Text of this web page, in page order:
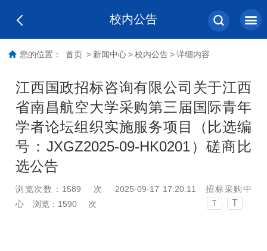
校内公告
您的位置： 首页 > 新闻中心 > 校内公告 > 详细内容
江西国政招标咨询有限公司关于江西
省南昌航空大学采购第三届国际青年
学者论坛组织实施服务项目（比选编
号：JXGZ2025-09-HK0201）磋商比
选公告
浏览次数： 1589 次 2025-09-17 17:20:11
招标采购中
心
浏览： 1590 次 T T